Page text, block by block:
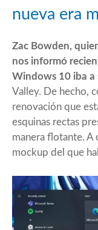
nueva era
Zac Bowden,
nos informó
Windows 10 iba a
Valley. De hecho,
renovación que
esquinas rectas
manera flotante. A
mockup del que